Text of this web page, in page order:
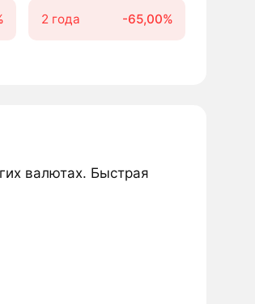
2 года -65,00%
валютах. Быстрая